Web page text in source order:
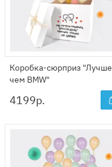
Коробка-сюрприз "Лучше
чем BMW"
4199р.